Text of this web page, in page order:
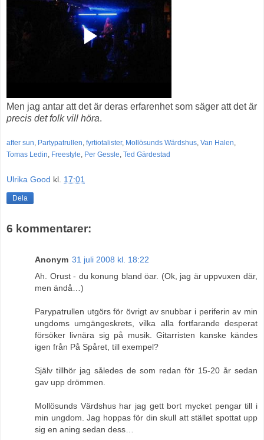
Men jag antar att det är deras erfarenhet som säger att det är
precis det folk vill höra.
after sun, Partypatrullen, fyrtiotalister, Mollösunds Wärdshus, Van Halen,
Tomas Ledin, Freestyle, Per Gessle, Ted Gärdestad
Ulrika Good kl. 17:01
Dela
6 kommentarer:
Anonym 31 juli 2008 kl. 18:22
Ah. Orust - du konung bland öar. (Ok, jag är uppvuxen där,
men ändå…)
Parypatrullen utgörs för övrigt av snubbar i periferin av min
ungdoms umgängeskrets, vilka alla fortfarande desperat
försöker livnära sig på musik. Gitarristen kanske kändes
igen från På Spåret, till exempel?
Själv tillhör jag således de som redan för 15-20 år sedan
gav upp drömmen.
Mollösunds Värdshus har jag gett bort mycket pengar till i
min ungdom. Jag hoppas för din skull att stället spottat upp
sig en aning sedan dess…